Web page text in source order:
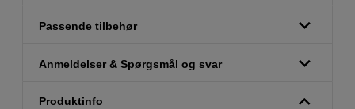
Passende tilbehør
Anmeldelser & Spørgsmål og svar
Produktinfo